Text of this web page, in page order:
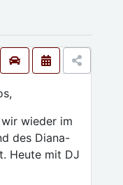
wieder im
des Diana-
Heute mit DJ